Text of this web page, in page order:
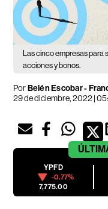
Las cinco empresas para
acciones y bonos.
PorBelén Escobar-
29 de diciembre, 2022 |
YPFD
-0.77%
7,775.00